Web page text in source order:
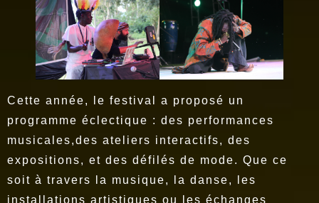
Cette année, le festival a proposé un
programme éclectique : des performances
musicales,des ateliers interactifs, des
expositions, et des défilés de mode. Que ce
soit à travers la musique, la danse, les
installations artistiques ou les échanges